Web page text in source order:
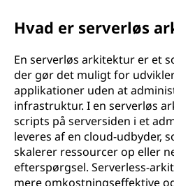
Hvad er serverløs
En serverløs arkitektur er et
der gør det muligt for
applikationer uden at
infrastruktur. I en serverløs
scripts på serversiden i et
leveres af en cloud-udbyder,
skalerer ressourcer op eller
efterspørgsel. Serverless-
mere omkostningseffektive